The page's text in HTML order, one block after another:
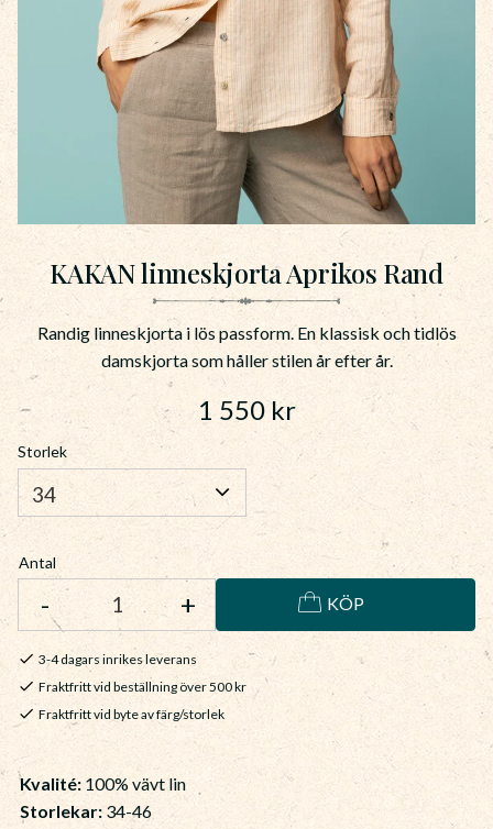
KAKAN linneskjorta Aprikos Rand
Randig linneskjorta i lös passform. En klassisk och tidlös
damskjorta som håller stilen år efter år.
1 550kr
Storlek
Antal
+
- KÖP
3-4 dagars inrikes leverans
Fraktfritt vid beställning över 500 kr
Fraktfritt vid byte av färg/storlek
Kvalité: 100% vävt lin
Storlekar:34-46